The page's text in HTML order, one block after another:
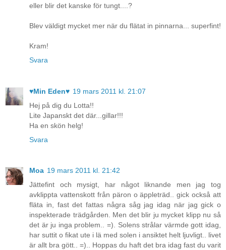
eller blir det kanske för tungt....?
Blev väldigt mycket mer när du flätat in pinnarna... superfint!
Kram!
Svara
♥Min Eden♥ 19 mars 2011 kl. 21:07
Hej på dig du Lotta!!
Lite Japanskt det där...gillar!!!
Ha en skön helg!
Svara
Moa 19 mars 2011 kl. 21:42
Jättefint och mysigt, har något liknande men jag tog
avklippta vattenskott från päron o äppleträd.. gick också att
fläta in, fast det fattas några såg jag idag när jag gick o
inspekterade trädgården. Men det blir ju mycket klipp nu så
det är ju inga problem.. =). Solens strålar värmde gott idag,
har suttit o fikat ute i lä med solen i ansiktet helt ljuvligt.. livet
är allt bra gött.. =).. Hoppas du haft det bra idag fast du varit